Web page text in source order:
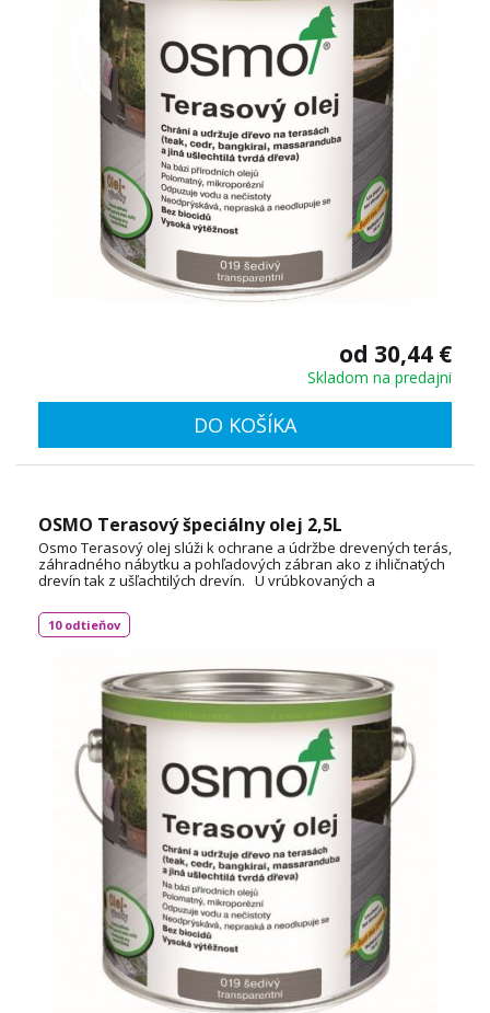
od 30,44 €
Skladom na predajni
DO KOŠÍKA
OSMO Terasový špeciálny olej 2,5L
Osmo Terasový olej slúži k ochrane a údržbe drevených terás,
záhradného nábytku a pohľadových zábran ako z ihličnatých
drevín tak z ušľachtilých drevín. U vrúbkovaných a
Vyhladzuje povrch dreva a odpudzuje nečistoty. Osmo
terasový olej má polomatný vzhľad Spotreba: 1L / 24m²
10 odtieňov